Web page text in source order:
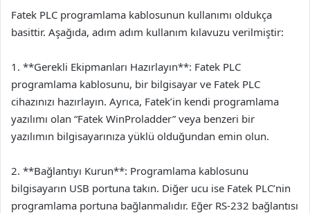
Fatek PLC programlama kablosunun kullanımı oldukça
basittir. Aşağıda, adım adım kullanım kılavuzu verilmiştir:
1. **Gerekli Ekipmanları Hazırlayın**: Fatek PLC
programlama kablosunu, bir bilgisayar ve Fatek PLC
cihazınızı hazırlayın. Ayrıca, Fatek’in kendi programlama
yazılımı olan “Fatek WinProladder” veya benzeri bir
yazılımın bilgisayarınıza yüklü olduğundan emin olun.
2. **Bağlantıyı Kurun**: Programlama kablosunu
bilgisayarın USB portuna takın. Diğer ucu ise Fatek PLC’nin
programlama portuna bağlanmalıdır. Eğer RS-232 bağlantısı